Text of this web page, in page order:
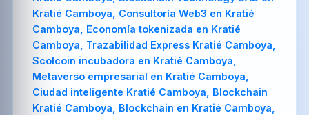
TR
Türkçe
UK
Українська
PL
Kratié Camboya, Consultoría Web3 en Kratié
Camboya, Economía tokenizada en Kratié
Camboya, Trazabilidad Express Kratié Camboya,
Scolcoin incubadora en Kratié Camboya,
Metaverso empresarial en Kratié Camboya,
Ciudad inteligente Kratié Camboya, Blockchain
Kratié Camboya, Blockchain en Kratié Camboya,